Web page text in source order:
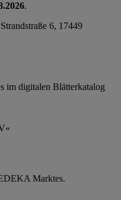
.
6, 17449
im digitalen Blätterkatalog
Marktes.